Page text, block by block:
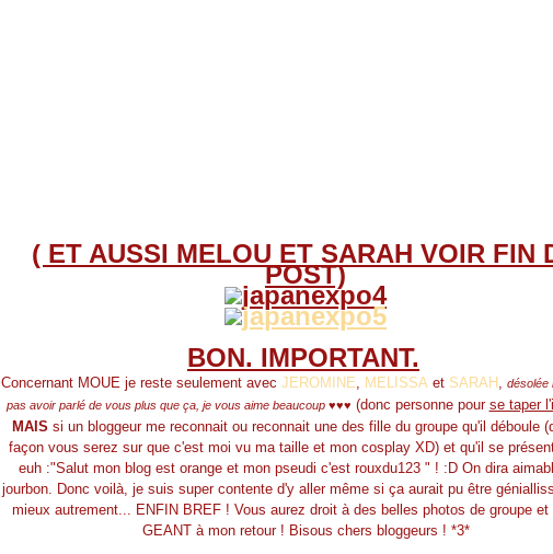
( ET AUSSI MELOU ET SARAH VOIR FIN
POST)
BON. IMPORTANT.
Concernant MOUE je reste seulement avec JEROMINE, MELISSA et SARAH , désolée
pas avoir parlé de vous plus que ça, je vous aime beaucoup ♥♥♥ (donc personne pour se taper
MAIS si un bloggeur me reconnait ou reconnait une des fille du groupe qu'il déboule
façon vous serez sur que c'est moi vu ma taille et mon cosplay XD) et qu'il se
euh :"Salut mon blog est orange et mon pseudi c'est rouxdu123 " ! :D On dira
jourbon. Donc voilà, je suis super contente d'y aller même si ça aurait pu être
mieux autrement... ENFIN BREF ! Vous aurez droit à des belles photos de groupe et
GEANT à mon retour ! Bisous chers bloggeurs ! *3*